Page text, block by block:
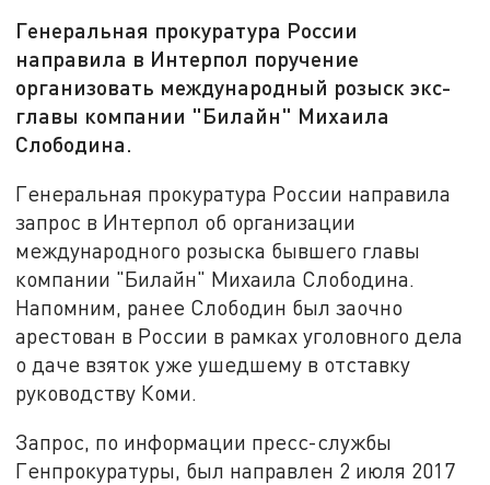
Генеральная прокуратура России
направила в Интерпол поручение
организовать международный розыск экс-
главы компании "Билайн" Михаила
Слободина.
Генеральная прокуратура России направила
запрос в Интерпол об организации
международного розыска бывшего главы
компании "Билайн" Михаила Слободина.
Напомним, ранее Слободин был заочно
арестован в России в рамках уголовного дела
о даче взяток уже ушедшему в отставку
руководству Коми.
Запрос, по информации пресс-службы
Генпрокуратуры, был направлен 2 июля 2017